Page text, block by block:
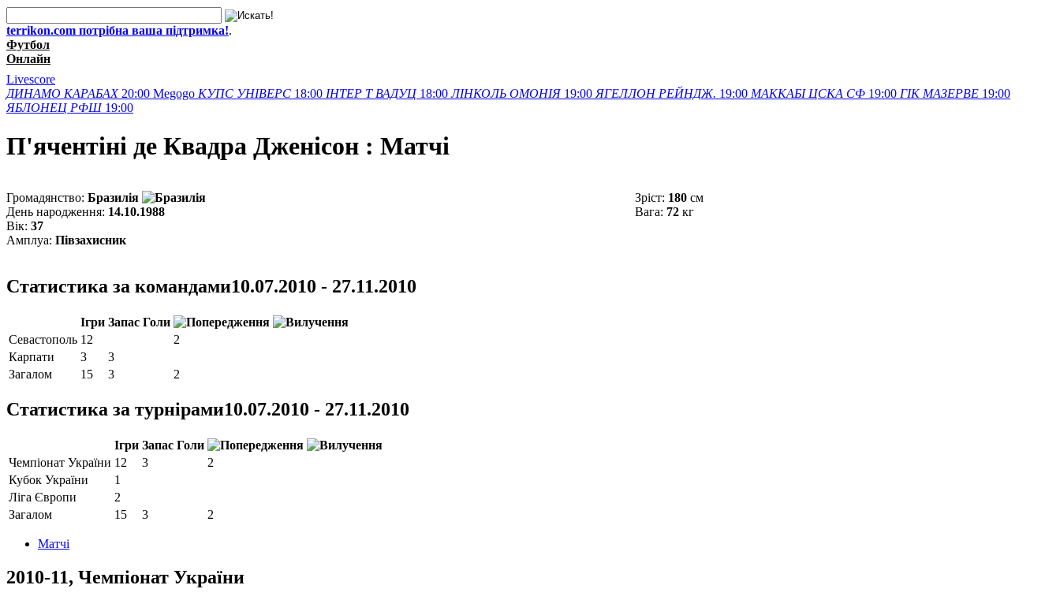
terrikon.com потрібна ваша підтримка!.
Футбол
Онлайн
Livescore
ДИНАМО КАРАБАХ 20:00 Megogo КУПС УНІВЕРС 18:00 ІНТЕР Т ВАДУЦ 18:00 ЛІНКОЛЬ ОМОНІЯ 19:00 ЯГЕЛЛОН РЕЙНДЖ. 19:00 МАККАБІ ЦСКА СФ 19:00 ГІК МАЗЕРВЕ 19:00
ЯБЛОНЕЦ РФШ 19:00
П'ячентiнi де Квадра Дженiсон : Матчi
Громадянство: Бразилія
День народження: 14.10.1988
Вік: 37
Амплуа: Півзахисник
Зріст: 180см
Вага: 72кг
Статистика за командами10.07.2010 - 27.11.2010
Ігри Запас Голи
Севастополь 12
2
Карпати
3
3
Загалом
15 3 2
Статистика за турнірами10.07.2010 - 27.11.2010
Ігри Запас Голи
Чемпіонат України 12 3
2
Кубок України
1
Ліга Європи
2
Загалом
15 3 2
Матчi
2010-11, Чемпіонат України